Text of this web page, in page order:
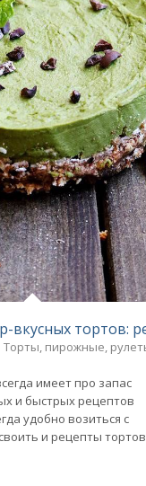
вкусных тортов:
Торты, пирожные,
имеет про запас
и быстрых рецептов
удобно возиться с
и рецепты